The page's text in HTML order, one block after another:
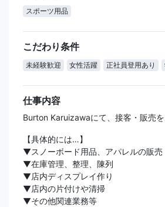
スポーツ用品
こだわり条件
未経験歓迎 女性活躍 正社員登用あり
仕事内容
Burton Karuizawaにて、接客・販売を
【具体的には…】
▼スノーボード用品、アパレルの販売
▼在庫管理、整理、陳列
▼店内ディスプレイ作り
▼店内の片付けや清掃
▼その他関連業務等